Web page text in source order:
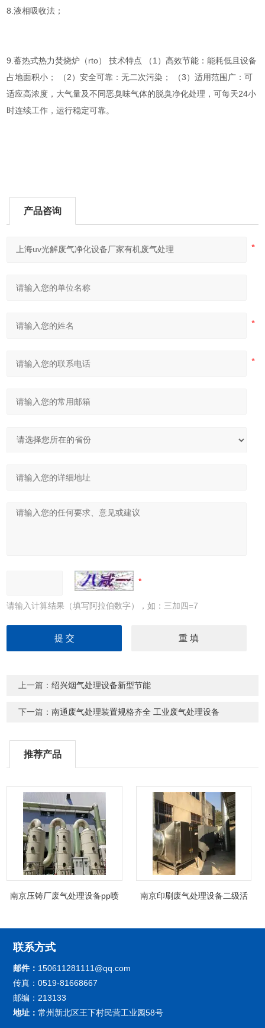
8.液相吸收法；
9.蓄热式热力焚烧炉（rto） 技术特点 （1）高效节能：能耗低且设备
占地面积小； （2）安全可靠：无二次污染； （3）适用范围广：可
适应高浓度，大气量及不同恶臭味气体的脱臭净化处理，可每天24小
时连续工作，运行稳定可靠。
产品咨询
请输入计算结果（填写阿拉伯数字），如：三加四=7
上一篇：绍兴烟气处理设备新型节能
下一篇：南通废气处理装置规格齐全 工业废气处理设备
推荐产品
南京压铸厂废气处理设备pp喷
南京印刷废气处理设备二级活
联系方式
邮件： 150611281111@qq.com
传真：0519-81668667
邮编：213133
地址：常州新北区王下村民营工业园58号